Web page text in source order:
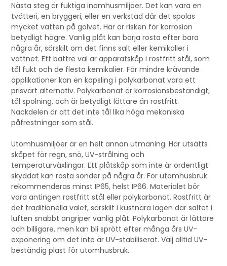
Nästa steg är fuktiga inomhusmiljöer. Det kan vara en
tvätteri, en bryggeri, eller en verkstad där det spolas
mycket vatten på golvet. Här är risken för korrosion
betydligt högre. Vanlig plåt kan börja rosta efter bara
några år, särskilt om det finns salt eller kemikalier i
vattnet. Ett bättre val är apparatskåp i rostfritt stål, som
tål fukt och de flesta kemikalier. För mindre krävande
applikationer kan en kapsling i polykarbonat vara ett
prisvärt alternativ. Polykarbonat är korrosionsbeständigt,
tål spolning, och är betydligt lättare än rostfritt.
Nackdelen är att det inte tål lika höga mekaniska
påfrestningar som stål.
Utomhusmiljöer är en helt annan utmaning. Här utsätts
skåpet för regn, snö, UV-strålning och
temperaturväxlingar. Ett plåtskåp som inte är ordentligt
skyddat kan rosta sönder på några år. För utomhusbruk
rekommenderas minst IP65, helst IP66. Materialet bör
vara antingen rostfritt stål eller polykarbonat. Rostfritt är
det traditionella valet, särskilt i kustnära lägen där saltet i
luften snabbt angriper vanlig plåt. Polykarbonat är lättare
och billigare, men kan bli sprött efter många års UV-
exponering om det inte är UV-stabiliserat. Välj alltid UV-
beständig plast för utomhusbruk.